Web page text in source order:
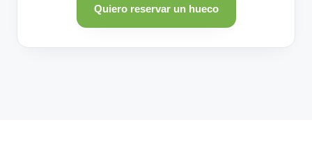
Quiero reservar un hueco